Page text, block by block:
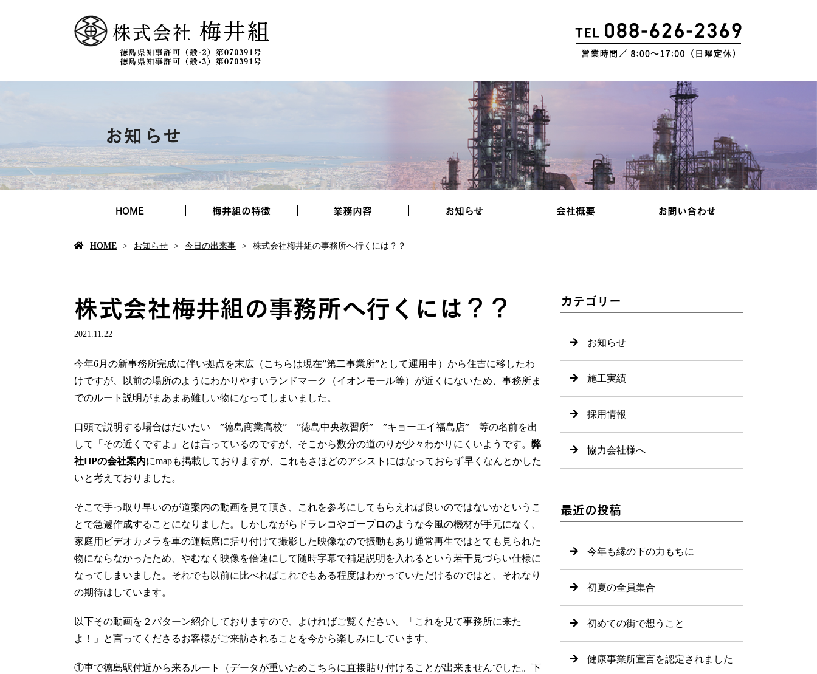
お知らせ
HOME 梅井組の特徴 業務内容 お知らせ 会社概要 お問い合わせ
HOME お知らせ 今日の出来事 株式会社梅井組の事務所へ行くには？？
株式会社梅井組の事務所へ行くには？？
2021.11.22
今年6月の新事務所完成に伴い拠点を末広（こちらは現在”第二事業所”として運用中）から住吉に移したわ
けですが、以前の場所のようにわかりやすいランドマーク（イオンモール等）が近くにないため、事務所ま
でのルート説明がまあまあ難しい物になってしまいました。
口頭で説明する場合はだいたい ”徳島商業高校” ”徳島中央教習所” ”キョーエイ福島店” 等の名前を出
して「その近くですよ」とは言っているのですが、そこから数分の道のりが少々わかりにくいようです。 弊
社HPの会社案内にmapも掲載しておりますが、これもさほどのアシストにはなっておらず早くなんとかした
いと考えておりました。
そこで手っ取り早いのが道案内の動画を見て頂き、これを参考にしてもらえれば良いのではないかというこ
とで急遽作成することになりました。しかしながらドラレコやゴープロのような今風の機材が手元になく、
家庭用ビデオカメラを車の運転席に括り付けて撮影した映像なので振動もあり通常再生ではとても見られた
物にならなかったため、やむなく映像を倍速にして随時字幕で補足説明を入れるという若干見づらい仕様に
なってしまいました。それでも以前に比べればこれでもある程度はわかっていただけるのではと、それなり
の期待はしています。
以下その動画を２パターン紹介しておりますので、よければご覧ください。「これを見て事務所に来た
よ！」と言ってくださるお客様がご来訪されることを今から楽しみにしています。
①車で徳島駅付近から来るルート（データが重いためこちらに直接貼り付けることが出来ませんでした。下
カテゴリー
お知らせ
施工実績
採用情報
協力会社様へ
最近の投稿
今年も縁の下の力もちに
初夏の全員集合
初めての街で想うこと
健康事業所宣言を認定されました